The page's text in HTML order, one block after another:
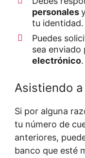
personales
tu identidad.
Puedes
sea enviado
electrónico.
Asistiendo
Si por alguna
tu número de
anteriores,
banco que esté